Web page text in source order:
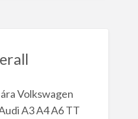
Volkswagen
A3 A4 A6 TT